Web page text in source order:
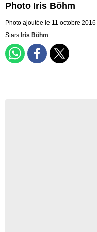
Photo Iris Böhm
Photo ajoutée le 11 octobre 2016
Stars Iris Böhm